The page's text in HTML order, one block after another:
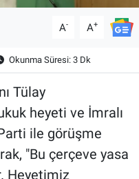
A- A+
Okunma Süresi: 3 Dk
Tülay
heyeti ve İmralı
ile görüşme
"Bu çerçeve yasa
Heyetimiz